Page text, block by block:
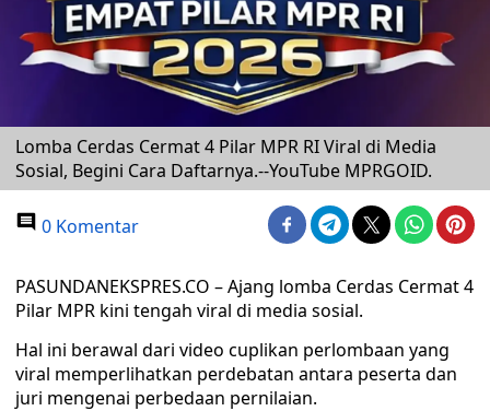
Lomba Cerdas Cermat 4 Pilar MPR RI Viral di Media
Sosial, Begini Cara Daftarnya.--YouTube MPRGOID.
0 Komentar
PASUNDANEKSPRES.CO – Ajang lomba Cerdas Cermat 4
Pilar MPR kini tengah viral di media sosial.
Hal ini berawal dari video cuplikan perlombaan yang
viral memperlihatkan perdebatan antara peserta dan
juri mengenai perbedaan pernilaian.